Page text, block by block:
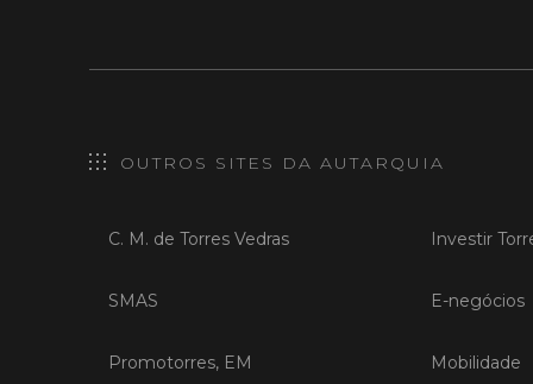
OUTROS SITES DA AUTARQUIA
C. M. de Torres Vedras
SMAS
Promotorres, EM
Investir
E-negócios
Mobilidade